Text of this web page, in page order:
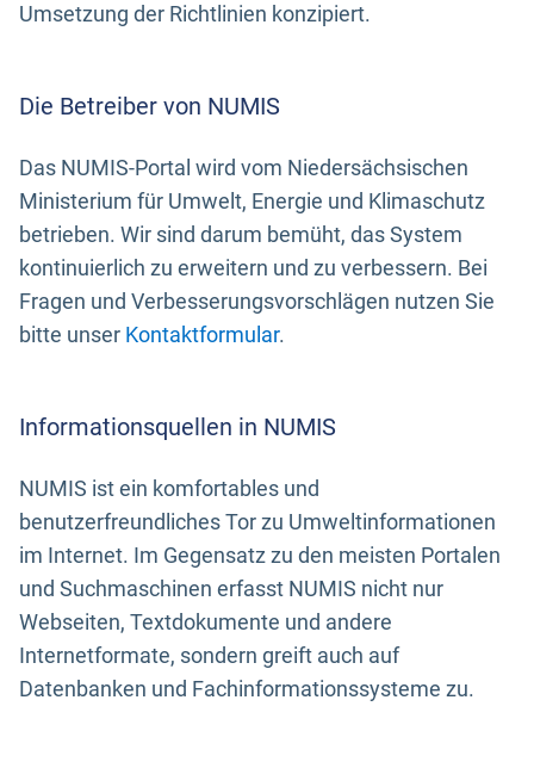
Umsetzung der Richtlinien konzipiert.
Die Betreiber von NUMIS
Das NUMIS-Portal wird vom Niedersächsischen
Ministerium für Umwelt, Energie und Klimaschutz
betrieben. Wir sind darum bemüht, das System
kontinuierlich zu erweitern und zu verbessern. Bei
Fragen und Verbesserungsvorschlägen nutzen Sie
bitte unser Kontaktformular.
Informationsquellen in NUMIS
NUMIS ist ein komfortables und
benutzerfreundliches Tor zu Umweltinformationen
im Internet. Im Gegensatz zu den meisten Portalen
und Suchmaschinen erfasst NUMIS nicht nur
Webseiten, Textdokumente und andere
Internetformate, sondern greift auch auf
Datenbanken und Fachinformationssysteme zu.